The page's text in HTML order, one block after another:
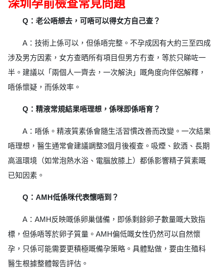
深圳孕前檢查常見問題
Q：老公唔想去，可唔可以得女方自己查？
A：技術上係可以，但係唔完整。不孕成因有大約三至四成
涉及男方因素，女方查晒所有項目但男方冇查，等於只睇咗一
半。建議以「兩個人一齊去，一次解決」嘅角度向伴侶解釋，
唔係懷疑，而係效率。
Q：精液常規結果唔理想，係咪即係唔育？
A：唔係。精液質素係會隨生活習慣改善而改變。一次結果
唔理想，醫生通常會建議調整3個月後複查。吸煙、飲酒、長期
高溫環境（如常泡熱水浴、電腦放膝上）都係影響精子質素嘅
已知因素。
Q：AMH低係咪代表懷唔到？
A：AMH反映嘅係卵巢儲備，即係剩餘卵子數量嘅大致指
標，但係唔等於卵子質量。AMH偏低嘅女性仍然可以自然懷
孕，只係可能需要更積極嘅備孕策略。具體點做，要由生殖科
醫生根據整體報告評估。